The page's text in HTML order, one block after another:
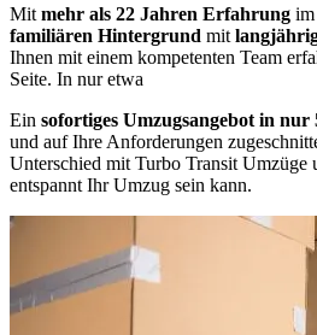
Mit mehr als 22 Jahren Erfahrung im
familiären Hintergrund mit
Ihnen mit einem kompetenten Team
Seite. In nur etwa
Ein sofortiges Umzugsangebot in nur
und auf Ihre Anforderungen
Unterschied mit Turbo Transit Umzüge
entspannt Ihr Umzug sein kann.